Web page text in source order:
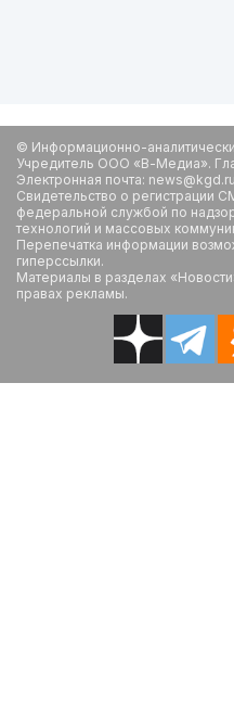
© Информационно-
Учредитель ООО «В-Медиа».
Электронная почта:
Свидетельство о регистрации
федеральной службой по
технологий и массовых
Перепечатка информации
гиперссылки.
Материалы в разделах
правах рекламы.